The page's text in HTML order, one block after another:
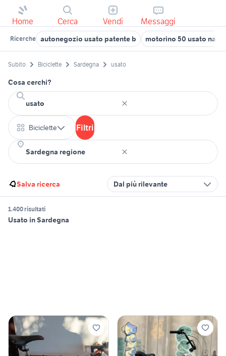
Home Cerca Vendi Messaggi
Ricerche autonegozio usato patente b motorino 50 usato
Subito Biciclette Sardegna usato
Cosa cerchi?
Biciclette Filtri
Salva ricerca Dal più rilevante
1.400 risultati
Usato in Sardegna